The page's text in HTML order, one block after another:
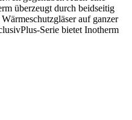
überzeugt durch beidseitig
auf ganzer
Serie bietet Inotherm